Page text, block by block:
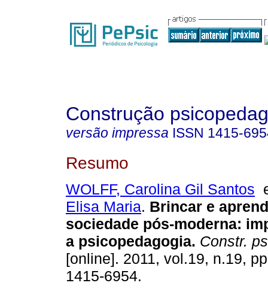
Construção
versão impressa ISSN 1415-
Resumo
WOLFF, Carolina Gil Santos
Elisa Maria. Brincar e
sociedade pós-moderna:
a psicopedagogia. Constr.
[online]. 2011, vol.19, n.19,
1415-6954.